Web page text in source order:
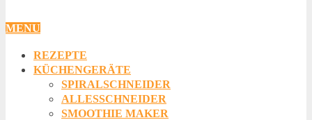
MENU
REZEPTE
KÜCHENGERÄTE
SPIRALSCHNEIDER
ALLESSCHNEIDER
SMOOTHIE MAKER